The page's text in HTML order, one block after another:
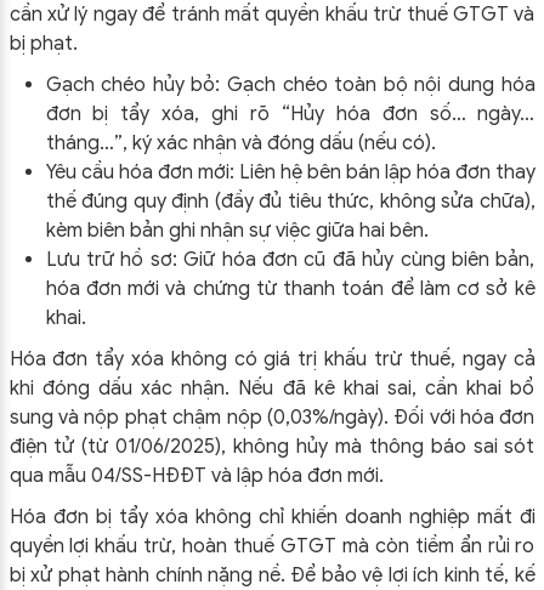
cần xử lý ngay để tránh mất quyền khấu trừ thuế GTGT và
bị phạt.
Gạch chéo hủy bỏ: Gạch chéo toàn bộ nội dung hóa
đơn bị tẩy xóa, ghi rõ “Hủy hóa đơn số… ngày…
tháng…”, ký xác nhận và đóng dấu (nếu có).
Yêu cầu hóa đơn mới: Liên hệ bên bán lập hóa đơn thay
thế đúng quy định (đầy đủ tiêu thức, không sửa chữa),
kèm biên bản ghi nhận sự việc giữa hai bên.
Lưu trữ hồ sơ: Giữ hóa đơn cũ đã hủy cùng biên bản,
hóa đơn mới và chứng từ thanh toán để làm cơ sở kê
khai.
Hóa đơn tẩy xóa không có giá trị khấu trừ thuế, ngay cả
khi đóng dấu xác nhận. Nếu đã kê khai sai, cần khai bổ
sung và nộp phạt chậm nộp (0,03%/ngày). Đối với hóa đơn
điện tử (từ 01/06/2025), không hủy mà thông báo sai sót
qua mẫu 04/SS-HĐĐT và lập hóa đơn mới.
Hóa đơn bị tẩy xóa không chỉ khiến doanh nghiệp mất đi
quyền lợi khấu trừ, hoàn thuế GTGT mà còn tiềm ẩn rủi ro
bị xử phạt hành chính nặng nề. Để bảo vệ lợi ích kinh tế, kế